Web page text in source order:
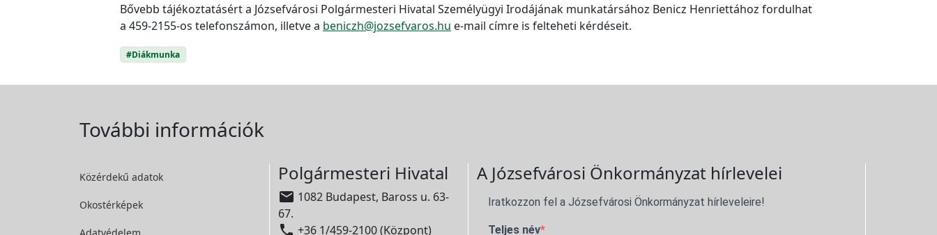
Bővebb tájékoztatásért a Józsefvárosi Polgármesteri Hivatal Személyügyi Irodájának munkatársához Benicz Henriettához fordulhat
a 459-2155-os telefonszámon, illetve a beniczh@jozsefvaros.hu e-mail címre is felteheti kérdéseit.
#Diákmunka
További információk
Közérdekű adatok
Okostérképek
Polgármesteri Hivatal
 1082 Budapest, Baross u. 63-
67.
 +36 1/459-2100 (Központ)
A Józsefvárosi Önkormányzat hírlevelei
Iratkozzon fel a Józsefvárosi Önkormányzat hírleveleire!
Teljes név